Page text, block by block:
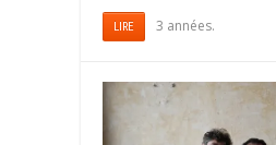
LIRE 3 années.